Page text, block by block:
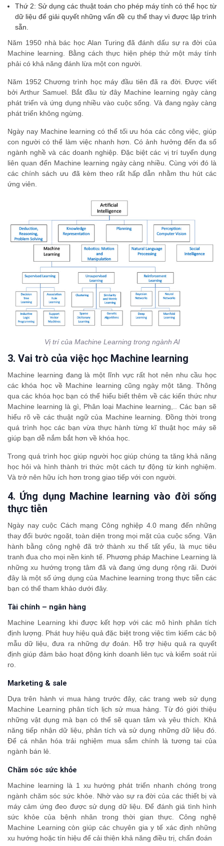
Thứ 2: Sử dụng các thuật toán cho phép máy tính có thể học từ
dữ liệu để giải quyết những vấn đề cụ thể thay vì được lập trình
sẵn.
Năm 1950 nhà bác học Alan Turing đã đánh dấu sự ra đời của
Machine learning. Bằng cách thực hiện phép thử một máy tính
phải có khả năng đánh lừa một con người.
Năm 1952 Chương trình học máy đầu tiên đã ra đời. Được viết
bởi Arthur Samuel. Bắt đầu từ đây Machine learning ngày càng
phát triển và ứng dụng nhiều vào cuộc sống. Và đang ngày càng
phát triển không ngừng.
Ngày nay Machine learning có thể tối ưu hóa các công việc, giúp
con người có thể làm việc nhanh hơn. Có ảnh hưởng đến đa số
ngành nghề và các doanh nghiệp. Đặc biệt các vị trí tuyển dụng
liên quan đến Machine learning ngày càng nhiều. Cùng với đó là
các chính sách ưu đã kèm theo rất hấp dẫn nhằm thu hút các
ứng viên.
Vị trí của Machine Learning trong ngành AI
3. Vai trò của việc học Machine learning
Machine learning đang là một lĩnh vực rất hot nên nhu cầu học
các khóa học về Machine learning cũng ngày một tăng. Thông
qua các khóa học bạn có thể hiểu biết thêm về các kiến thức như
Machine learning là gì, Phân loại Machine learning,.. Các bạn sẽ
hiểu rõ về các thuật ngữ của Machine learning. Đồng thời trong
quá trình học các bạn vừa thực hành từng kĩ thuật học máy sẽ
giúp bạn dễ nắm bắt hơn về khóa học.
Trong quá trình học giúp người học giúp chúng ta tăng khả năng
học hỏi và hình thành tri thức một cách tự động từ kinh nghiệm.
Và trở nên hữu ích hơn trong giao tiếp với con người.
4. Ứng dụng Machine learning vào đời sống
thực tiễn
Ngày nay cuộc Cách mạng Công nghiệp 4.0 mang đến những
thay đổi bước ngoặt, toàn diện trong mọi mặt của cuộc sống. Vận
hành bằng công nghệ đã trở thành xu thế tất yếu, là mục tiêu
tranh đua cho mọi nền kinh tế. Phương pháp Machine Learning là
những xu hướng trọng tâm đã và đang ứng dụng rộng rãi. Dưới
đây là một số ứng dụng của Machine learning trong thực tiễn các
bạn có thể tham khảo dưới đây.
Tài chính – ngân hàng
Machine Learning khi được kết hợp với các mô hình phân tích
định lượng. Phát huy hiệu quả đặc biệt trong việc tìm kiếm các bộ
mẫu dữ liệu, đưa ra những dự đoán. Hỗ trợ hiệu quả ra quyết
định giúp đảm bảo hoạt động kinh doanh liên tục và kiểm soát rủi
ro.
Marketing & sale
Dựa trên hành vi mua hàng trước đây, các trang web sử dụng
Machine Learning phân tích lịch sử mua hàng. Từ đó giới thiệu
những vật dụng mà bạn có thể sẽ quan tâm và yêu thích. Khả
năng tiếp nhận dữ liệu, phân tích và sử dụng những dữ liệu đó.
Để cá nhân hóa trải nghiệm mua sắm chính là tương tai của
ngành bán lẻ.
Chăm sóc sức khỏe
Machine learning là 1 xu hướng phát triển nhanh chóng trong
ngành chăm sóc sức khỏe. Nhờ vào sự ra đời của các thiết bị và
máy cảm ứng đeo được sử dụng dữ liệu. Để đánh giá tình hình
sức khỏe của bệnh nhân trong thời gian thực. Công nghệ
Machine Learning còn giúp các chuyên gia y tế xác định những
xu hướng hoặc tín hiệu để cải thiện khả năng điều trị, chẩn đoán